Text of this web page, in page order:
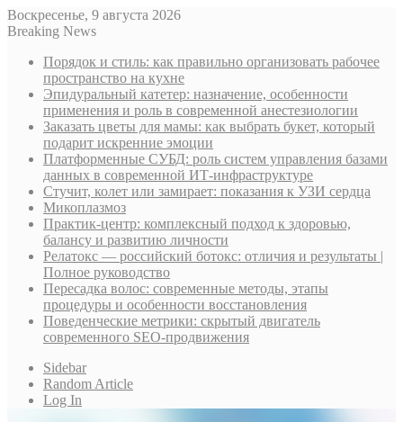
Воскресенье, 9 августа 2026
Breaking News
Порядок и стиль: как правильно организовать рабочее
пространство на кухне
Эпидуральный катетер: назначение, особенности
применения и роль в современной анестезиологии
Заказать цветы для мамы: как выбрать букет, который
подарит искренние эмоции
Платформенные СУБД: роль систем управления базами
данных в современной ИТ-инфраструктуре
Стучит, колет или замирает: показания к УЗИ сердца
Микоплазмоз
Практик-центр: комплексный подход к здоровью,
балансу и развитию личности
Релатокс — российский ботокс: отличия и результаты |
Полное руководство
Пересадка волос: современные методы, этапы
процедуры и особенности восстановления
Поведенческие метрики: скрытый двигатель
современного SEO-продвижения
Sidebar
Random Article
Log In